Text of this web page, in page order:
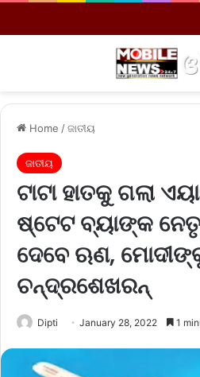
Home /ଜାତୀୟ
ଜାତୀୟ
ଟାଟା ହାତକୁ ଗଲା
ଷ୍ଟେଟ ବ୍ୟାଙ୍କ
ଦେବେ ଋଣ,
ଚନ୍ଦ୍ରଶେଖରନ୍‌
Dipti January 28, 2022 1